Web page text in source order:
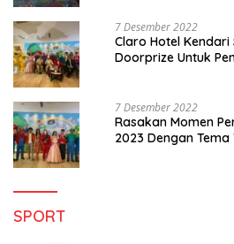
7 Desember 2022
Claro Hotel
Doorprize Untuk
7 Desember 2022
Rasakan Momen
2023 Dengan
SPORT